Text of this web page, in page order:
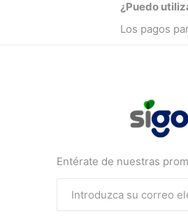
¿Puedo
Los pagos
Entérate de nuestras